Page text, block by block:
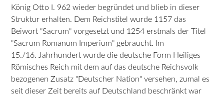
König Otto I. 962 wieder begründet und blieb in dieser
Struktur erhalten. Dem Reichstitel wurde 1157 das
Beiwort "Sacrum" vorgesetzt und 1254 erstmals der Titel
"Sacrum Romanum Imperium" gebraucht. Im
15./16. Jahrhundert wurde die deutsche Form Heiliges
Römisches Reich mit dem auf das deutsche Reichsvolk
bezogenen Zusatz "Deutscher Nation" versehen, zumal es
seit dieser Zeit bereits auf Deutschland beschränkt war